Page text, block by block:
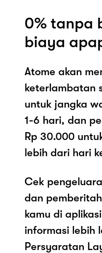
0% tanpa
biaya
Atome akan
keterlambatan
untuk jangka
1-6 hari, dan
Rp 30.000
lebih dari hari
Cek
dan
kamu di
informasi lebih
Persyaratan